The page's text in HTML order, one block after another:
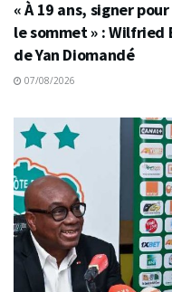
« À 19 ans, signer
le sommet » : Wilfried
de Yan Diomandé
07/08/2026